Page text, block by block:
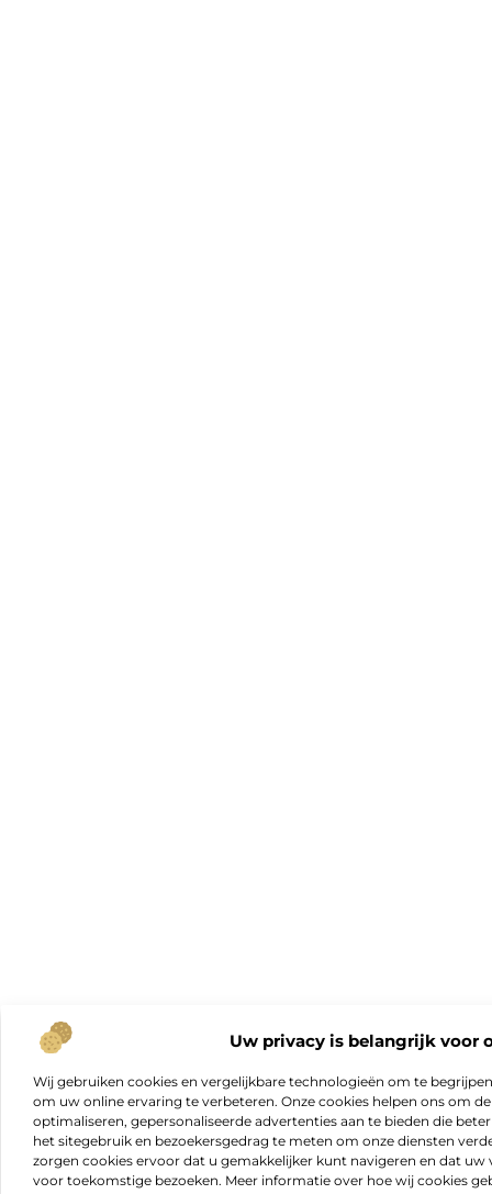
Uw privacy is belangrijk voor
Wij gebruiken cookies en vergelijkbare technologieën om te
om uw online ervaring te verbeteren. Onze cookies helpen ons om
optimaliseren, gepersonaliseerde advertenties aan te bieden die
het sitegebruik en bezoekersgedrag te meten om onze diensten
zorgen cookies ervoor dat u gemakkelijker kunt navigeren en dat
voor toekomstige bezoeken. Meer informatie over hoe wij cookies